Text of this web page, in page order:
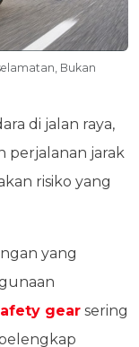
Bukan
di jalan raya,
perjalanan jarak
risiko yang
yang
gear sering